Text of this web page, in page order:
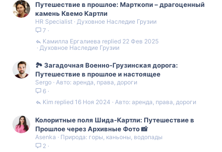
Путешествие в прошлое: Марткопи – драгоценный
камень Квемо Картли
HR Specialist Духовное Наследие Грузии
7
Духовное Наследие Грузии
22 Фев 2025
Камилла Ергалиева
🏞️ Загадочная Военно-Грузинская дорога:
Путешествие в прошлое и настоящее
Sergo Авто: аренда, права, дороги
6
Авто: аренда, права, дороги
16 Ноя 2024
Kim
Колоритные поля Шида-Картли: Путешествие в
Прошлое через Архивные Фото 📸
Asenka
Природа: горы, каньоны, водопады
2